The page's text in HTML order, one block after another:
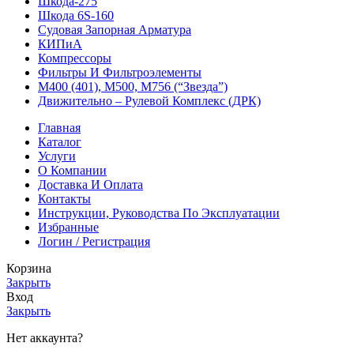
Шкода 6S-160
Судовая Запорная Арматура
КИПиА
Компрессоры
Фильтры И Фильтроэлементы
М400 (401), М500, М756 (“Звезда”)
Движительно – Рулевой Комплекс (ДРК)
Главная
Каталог
Услуги
О Компании
Доставка И Оплата
Контакты
Инструкции, Руководства По Эксплуатации
Избранные
Логин / Регистрация
Корзина
Закрыть
Вход
Закрыть
Нет аккаунта?